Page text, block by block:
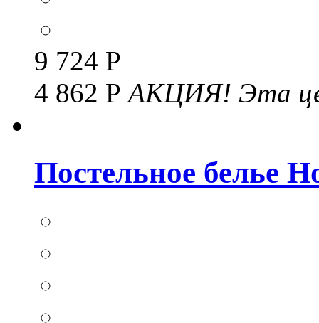
9 724 Р
4 862 РАКЦИЯ! Эта
Постельное белье